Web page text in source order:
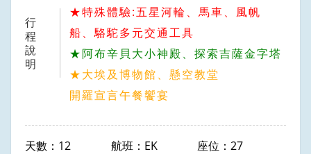
行
程
說
明
★特殊體驗:五星河輪、馬車、風帆
船、駱駝多元交通工具
★阿布辛貝大小神殿、探索吉薩金字塔
★大埃及博物館、懸空教堂
開羅宣言午餐饗宴
12 EK 27